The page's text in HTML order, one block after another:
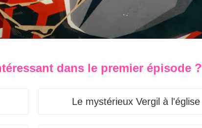
dans le premier épisode ?
Le mystérieux Vergil à l'église